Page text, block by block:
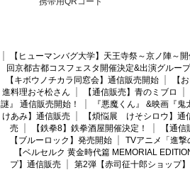
【ヒューマンバグ大学】天王寺祭～京ノ陣～
回京都古都コスフェスタ開催決定&出演グルー
【キボウノチカラ同窓会】通信販売開始
【
進料理おそ松さん
【通信販売】青のミブロ
謎』 通信販売開始！
『悪魔くん』 &映画『
けあみ】通信販売
【煩悩展 けそシロウ】通
売
【鉄拳8】鉄拳酒屋開催決定！ 【通
【ブルーロック】発売開始
TVアニメ「進
【ベルセルク 黄金時代篇 MEMORIAL
プ】通信販売
第2弾【赤司征十郎ショップ